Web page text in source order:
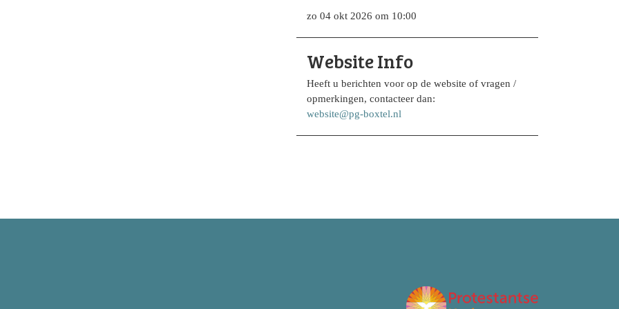
zo 04 okt 2026 om 10:00
Website Info
Heeft u berichten voor op de website of vragen /
opmerkingen, contacteer dan:
website@pg-boxtel.nl